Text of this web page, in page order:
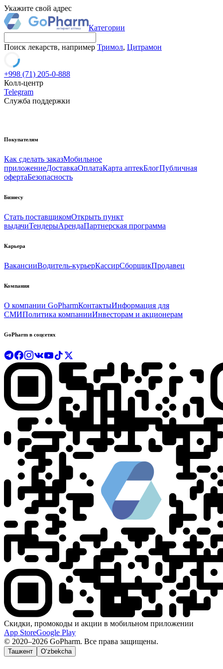
Укажите свой адрес
Категории
Поиск лекарств, например Тримол, Цитрамон
+998 (71) 205-0-888
Колл-центр
Telegram
Служба поддержки
Покупателям
Как сделать заказМобильное
приложениеДоставкаОплатаКарта аптекБлогПубличная
офертаБезопасность
Бизнесу
Стать поставщикомОткрыть пункт
выдачиТендерыАрендаПартнерская программа
Карьера
ВакансииВодитель-курьерКассирСборщикПродавец
Компания
О компании GoPharmКонтактыИнформация для
СМИПолитика компанииИнвесторам и акционерам
GoPharm в соцсетях
Скидки, промокоды и акции в мобильном приложении
App StoreGoogle Play
© 2020–2026 GoPharm. Все права защищены.
Ташкент O‘zbekcha